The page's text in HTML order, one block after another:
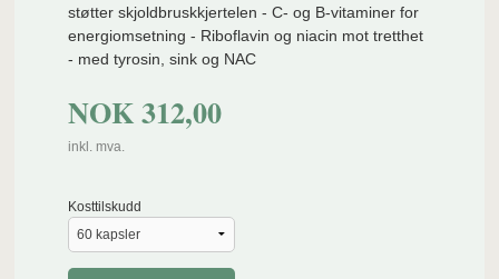
støtter skjoldbruskkjertelen - C- og B-vitaminer for
energiomsetning - Riboflavin og niacin mot tretthet
- med tyrosin, sink og NAC
NOK312,00
inkl. mva.
Kosttilskudd